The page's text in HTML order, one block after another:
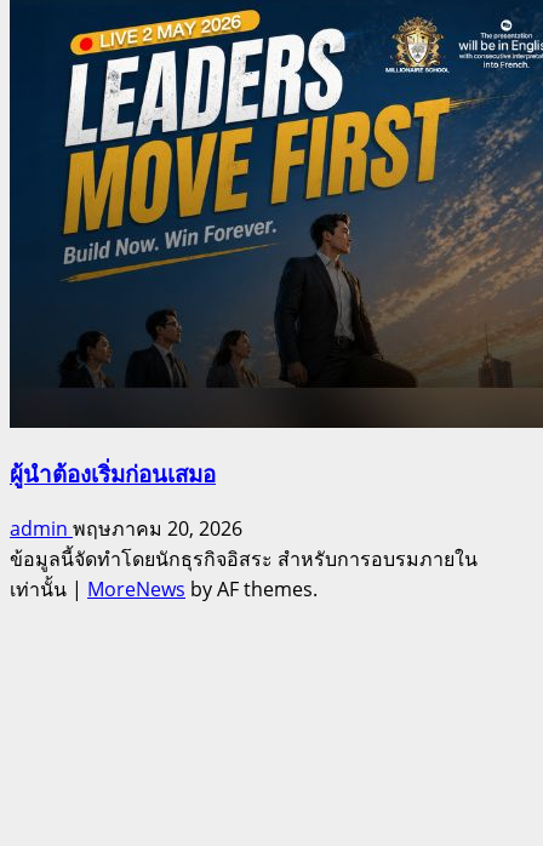
ผู้นำต้องเริ่มก่อนเสมอ
admin พฤษภาคม 20, 2026
ข้อมูลนี้จัดทำโดยนักธุรกิจอิสระ สำหรับการอบรมภายใน
เท่านั้น | MoreNews by AF themes.